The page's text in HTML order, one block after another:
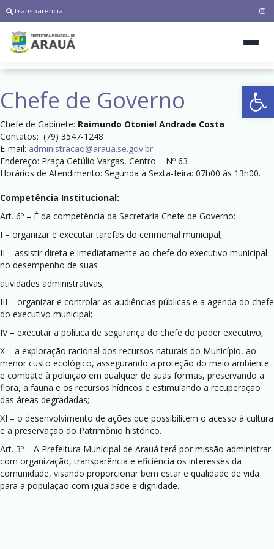
Transparência
Chefe de Governo
Chefe de Gabinete: Raimundo Otoniel Andrade Costa
Contatos: (79) 3547-1248
E-mail: administracao@araua.se.gov.br
Endereço: Praça Getúlio Vargas, Centro – Nº 63
Horários de Atendimento: Segunda à Sexta-feira: 07h00 às 13h00.
Competência Institucional:
Art. 6º – É da competência da Secretaria Chefe de Governo:
I – organizar e executar tarefas do cerimonial municipal;
II – assistir direta e imediatamente ao chefe do executivo municipal
no desempenho de suas
atividades administrativas;
III – organizar e controlar as audiências públicas e a agenda do chefe
do executivo municipal;
IV – executar a política de segurança do chefe do poder executivo;
X – a exploração racional dos recursos naturais do Município, ao
menor custo ecológico, assegurando a proteção do meio ambiente
e combate à poluição em qualquer de suas formas, preservando a
flora, a fauna e os recursos hídricos e estimulando a recuperação
das áreas degradadas;
XI – o desenvolvimento de ações que possibilitem o acesso à cultura
e a preservação do Patrimônio histórico.
Art. 3º – A Prefeitura Municipal de Arauá terá por missão administrar
com organização, transparência e eficiência os interesses da
comunidade, visando proporcionar bem estar e qualidade de vida
para a população com igualdade e dignidade.